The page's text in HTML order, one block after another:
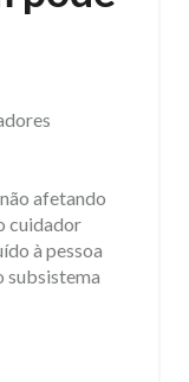
afetando
cuidador
à pessoa
subsistema